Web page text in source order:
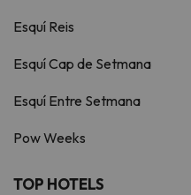
Esquí Reis
Esquí Cap de Setmana
Esquí Entre Setmana
Pow Weeks
TOP HOTELS